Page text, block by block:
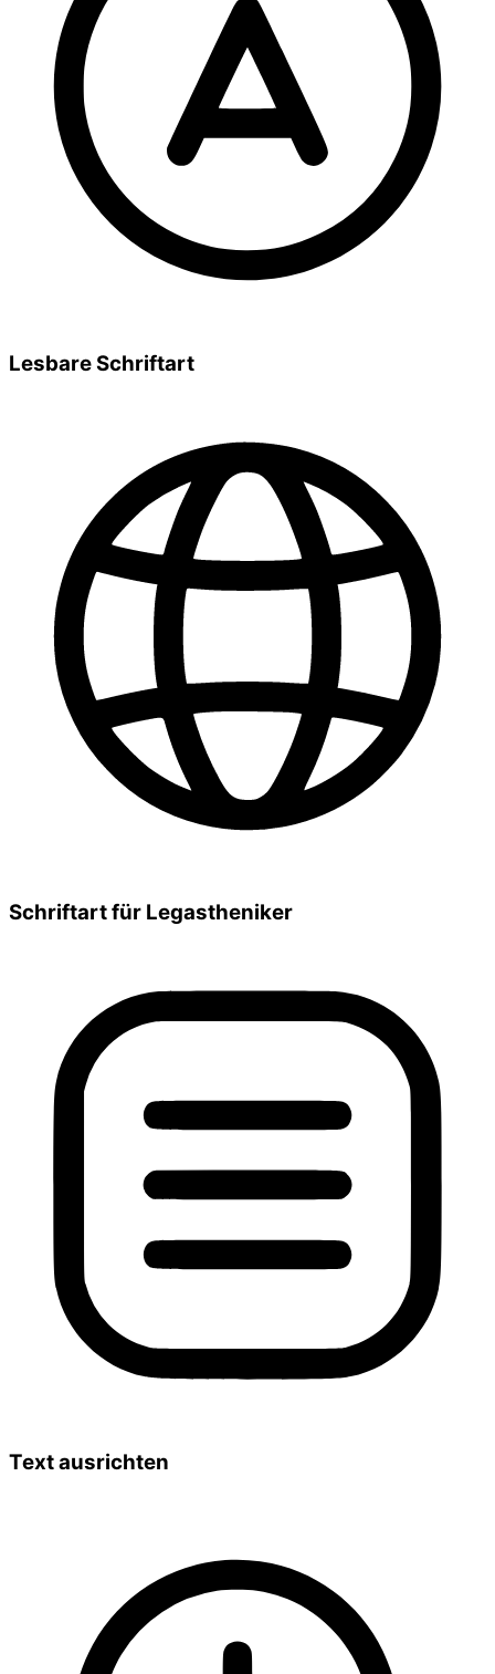
Lesbare Schriftart
Schriftart für Legastheniker
Text ausrichten